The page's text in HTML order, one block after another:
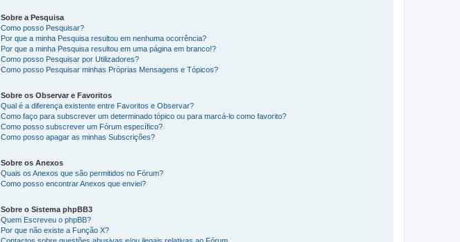
Sobre a Pesquisa
Como posso Pesquisar?
Por que a minha Pesquisa resultou em nenhuma ocorrência?
Por que a minha Pesquisa resultou em uma página em branco!?
Como posso Pesquisar por Utilizadores?
Como posso Pesquisar minhas Próprias Mensagens e Tópicos?
Sobre os Observar e Favoritos
Qual é a diferença existente entre Favoritos e Observar?
Como faço para subscrever um determinado tópico ou para marcá-lo como favorito?
Como posso subscrever um Fórum específico?
Como posso apagar as minhas Subscrições?
Sobre os Anexos
Quais os Anexos que são permitidos no Fórum?
Como posso encontrar Anexos que enviei?
Sobre o Sistema phpBB3
Quem Escreveu o phpBB?
Por que não existe a Função X?
Contactos sobre questões abusivas e/ou ilegais relativas ao Fórum.